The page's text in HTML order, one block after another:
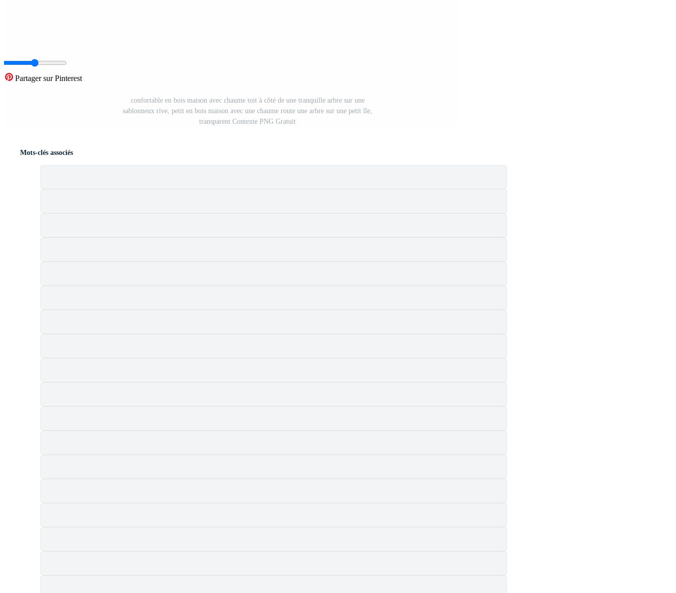
Partager sur Pinterest
confortable en bois maison avec chaume toit à côté de une tranquille arbre sur une
sablonneux rive, petit en bois maison avec une chaume route une arbre sur une petit île,
transparent Contexte PNG Gratuit
Mots-clés associés